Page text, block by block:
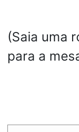
(Saia uma
para a